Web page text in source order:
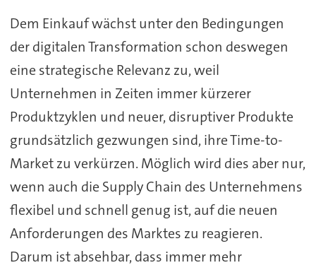
Dem Einkauf wächst unter den Bedingungen
der digitalen Transformation schon deswegen
eine strategische Relevanz zu, weil
Unternehmen in Zeiten immer kürzerer
Produktzyklen und neuer, disruptiver Produkte
grundsätzlich gezwungen sind, ihre Time-to-
Market zu verkürzen. Möglich wird dies aber nur,
wenn auch die Supply Chain des Unternehmens
flexibel und schnell genug ist, auf die neuen
Anforderungen des Marktes zu reagieren.
Darum ist absehbar, dass immer mehr